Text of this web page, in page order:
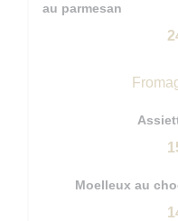
au parmesan
Moelleux au